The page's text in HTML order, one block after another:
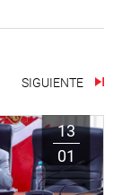
SIGUIENTE
13
01